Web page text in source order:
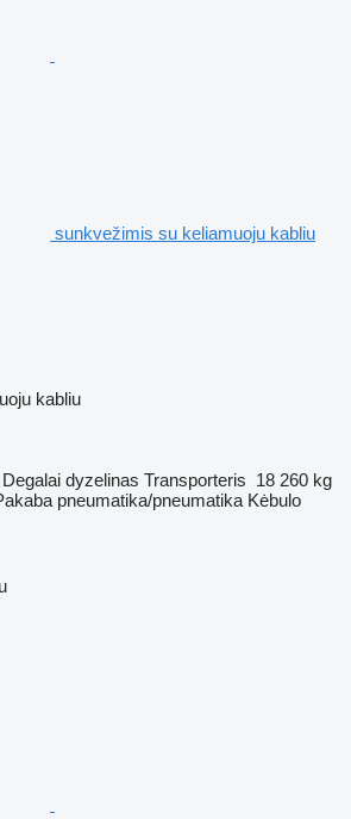
sunkvežimis su keliamuoju kabliu
kabliu
Degalai dyzelinas Transporteris 18 260 kg
pneumatika/pneumatika Kėbulo